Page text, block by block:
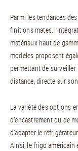
Parmi les tendances
finitions mates,
matériaux haut de
modèles proposent
permettant de
distance, directe sur
La variété des options
d’encastrement ou de
d’adapter le
Ainsi, le frigo américain